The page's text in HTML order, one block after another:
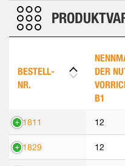
BESTELL-
NR.
DER
B1
71811 12
71829 12